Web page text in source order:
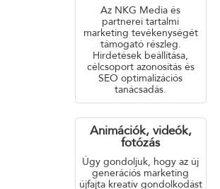
Az NKG Media és
partnerei tartalmi
marketing tevékenységét
támogató részleg.
Hirdetések beállítása,
célcsoport azonosítás és
SEO optimalizációs
tanácsadás.
Animációk, videók,
fotózás
Úgy gondoljuk, hogy az új
generációs marketing
újfajta kreatív gondolkodást